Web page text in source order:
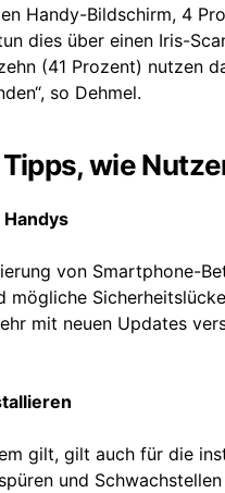
Handy-Bildschirm, 4
dies über einen Iris-
(41 Prozent) nutzen
so Dehmel.
wie
von Smartphone-
mögliche
mit neuen Updates
gilt, gilt auch für die
und